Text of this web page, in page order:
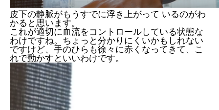
皮下の静脈がもうすでに浮き上がって いるのがわ
かると思います。
これが適切に血流をコントロールしている状態な
わけですね。ちょっと分かりにくいかもしれない
ですけど、手のひらも徐々に赤くなってきて、こ
れで動かすといいわけです。